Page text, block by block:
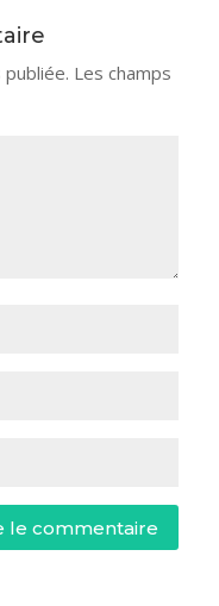
Les champs
le commentaire